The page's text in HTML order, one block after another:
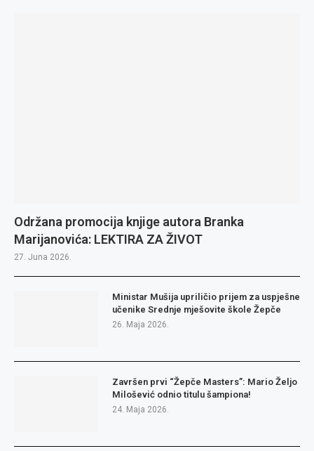
Održana promocija knjige autora Branka
Marijanovića: LEKTIRA ZA ŽIVOT
27. Juna 2026.
Ministar Mušija upriličio prijem za uspješne
učenike Srednje mješovite škole Žepče
26. Maja 2026.
Završen prvi “Žepče Masters”: Mario Željo
Milošević odnio titulu šampiona!
24. Maja 2026.